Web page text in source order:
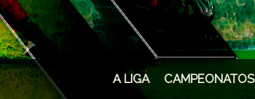
A LIGA CAMPEONATOS